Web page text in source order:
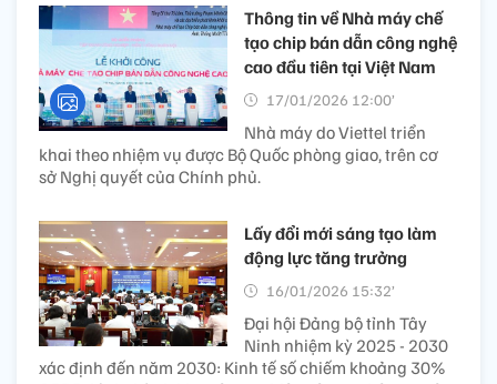
Thông tin về Nhà máy chế
tạo chip bán dẫn công nghệ
cao đầu tiên tại Việt Nam
17/01/2026 12:00’
Nhà máy do Viettel triển
khai theo nhiệm vụ được Bộ Quốc phòng giao, trên cơ
sở Nghị quyết của Chính phủ.
Lấy đổi mới sáng tạo làm
động lực tăng trưởng
16/01/2026 15:32’
Đại hội Đảng bộ tỉnh Tây
Ninh nhiệm kỳ 2025 - 2030
xác định đến năm 2030: Kinh tế số chiếm khoảng 30%